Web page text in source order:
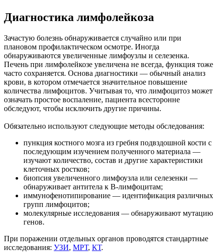
Диагностика лимфолейкоза
Зачастую болезнь обнаруживается случайно или при
плановом профилактическом осмотре. Иногда
обнаруживаются увеличенные лимфоузлы и селезенка.
Печень при лимфолейкозе увеличена не всегда, функция тоже
часто сохраняется. Основа диагностики — обычный анализ
крови, в котором отмечается значительное повышение
количества лимфоцитов. Учитывая то, что лимфоцитоз может
означать простое воспаление, пациента всесторонне
обследуют, чтобы исключить другие причины.
Обязательно используют следующие методы обследования:
пункция костного мозга из гребня подвздошной кости с
последующим изучением полученного материала —
изучают количество, состав и другие характеристики
клеточных ростков;
биопсия увеличенного лимфоузла или селезенки —
обнаруживает антитела к В-лимфоцитам;
иммунофенотипирование — идентификация различных
групп лимфоцитов;
молекулярные исследования — обнаруживают мутацию
генов.
При поражении отдельных органов проводятся стандартные
исследования: УЗИ, МРТ, КТ.